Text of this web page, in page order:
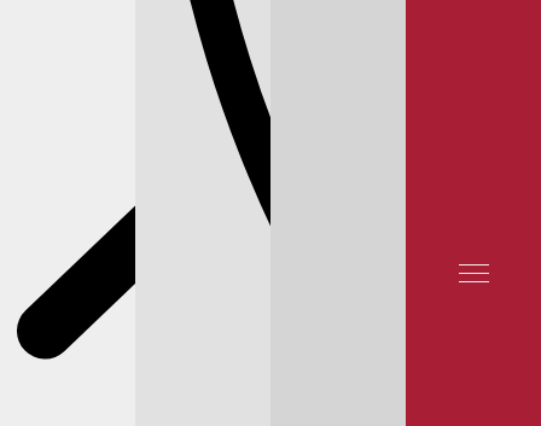
Заказ 1 день
LUZAR LWP0906
Производство: КИТАЙ
Цена: 2 208 ₽
Заказ 1 день